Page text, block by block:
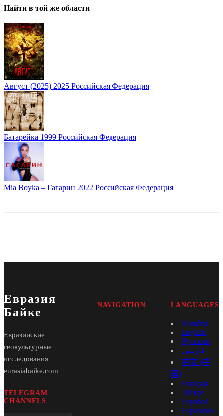
Найти в той же области
Август (2025) 2025 Российская Федерация
Батарейка 1999 Российская Федерация
Mia Boyka – Гагарин 2022 Российская Федерация
Евразия
Байке
Евразийские
геокультурные
исследования |
eurasiabaike.com
TELEGRAM
CHANNELS
NAVIGATION LANGUAGES
Română
English
Русский
فارسی
中文 (中
国)
Français
Türkçe
Español
Esperanto